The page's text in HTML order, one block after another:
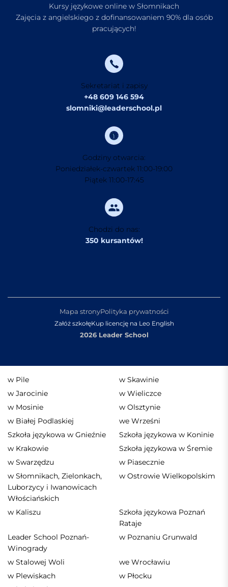
Kursy językowe online w Słomnikach
Zajęcia z angielskiego z dofinansowaniem 90% dla osób
pracujących!
Sekretariat i zapisy
+48 609 146 594
slomniki@leaderschool.pl
Godziny otwarcia:
Poniedziałek-czwartek 11:00-19:00
Piątek 11:00-17:45
Chodzi do nas:
350 kursantów!
2026 Leader School
Załóż szkołęKup licencję na Leo English
Mapa stronyPolityka prywatności
w Pile
w Skawinie
w Jarocinie
w Wieliczce
w Mosinie
w Olsztynie
w Białej Podlaskiej
we Wrześni
Szkoła językowa w Gnieźnie
Szkoła językowa w Koninie
w Krakowie
Szkoła językowa w Śremie
w Swarzędzu
w Piasecznie
w Słomnikach, Zielonkach,
Luborzycy i Iwanowicach
Włościańskich
w Ostrowie Wielkopolskim
w Kaliszu
Szkoła językowa Poznań
Rataje
Leader School Poznań-
Winogrady
w Poznaniu Grunwald
w Stalowej Woli
we Wrocławiu
w Plewiskach
w Płocku